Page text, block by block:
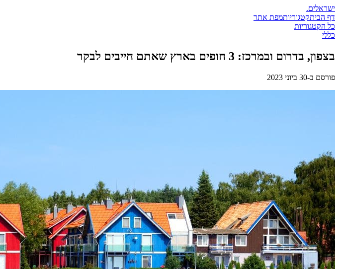
ישראלים.
דף הביתקטגוריותמפת אתר
כל הקטגוריות
כללי
בצפון, בדרום ובמרכז: 3 חופים בארץ שאתם חייבים לבקר
פורסם ב-30 ביוני 2023